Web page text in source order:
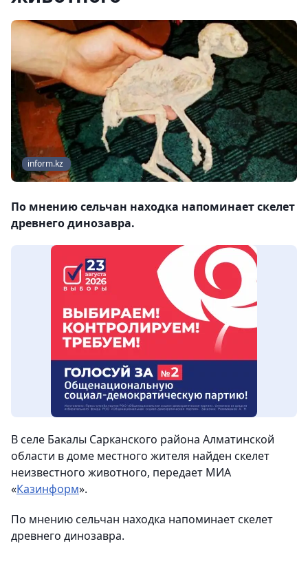
inform.kz
По мнению сельчан находка напоминает скелет
древнего динозавра.
В селе Бакалы Сарканского района Алматинской
области в доме местного жителя найден скелет
неизвестного животного, передает МИА
«Казинформ».
По мнению сельчан находка напоминает скелет
древнего динозавра.